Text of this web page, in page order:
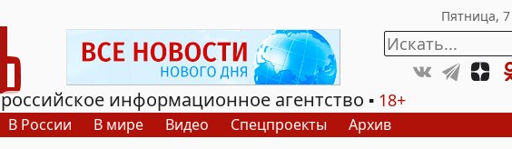
российское информационное агентство
18+
В России В мире Видео Спецпроекты Архив